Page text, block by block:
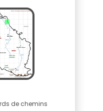
de chemins